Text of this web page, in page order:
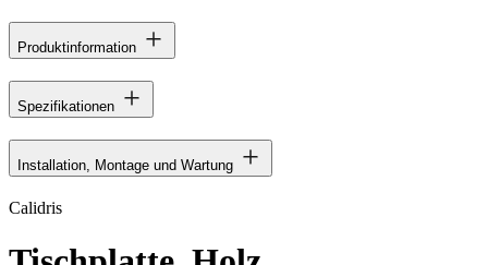
Produktinformation
Spezifikationen
Installation, Montage und Wartung
Calidris